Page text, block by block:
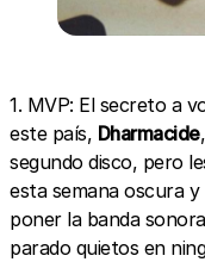
1. MVP: El secreto a
este país, Dharmacide
segundo disco, pero
esta semana oscura
poner la banda
parado quietos en